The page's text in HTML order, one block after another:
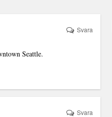
Seattle.
Svara
Svara